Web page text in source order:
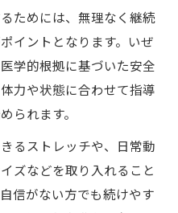
ためには、無理なく継続
イントとなります。いぜ
学的根拠に基づいた安全
力や状態に合わせて指導
られます。
るストレッチや、日常動
ズなどを取り入れること
信がない方でも続けやす